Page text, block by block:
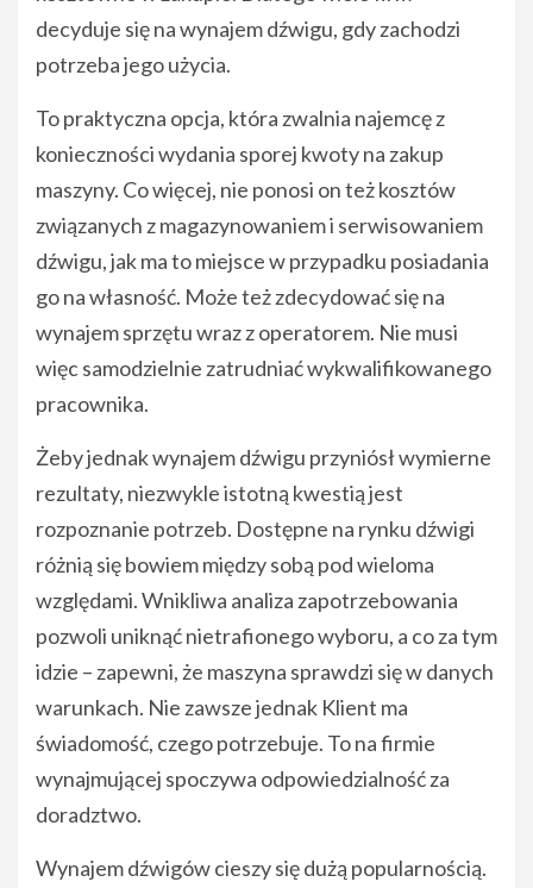
decyduje się na wynajem dźwigu, gdy zachodzi
potrzeba jego użycia.
To praktyczna opcja, która zwalnia najemcę z
konieczności wydania sporej kwoty na zakup
maszyny. Co więcej, nie ponosi on też kosztów
związanych z magazynowaniem i serwisowaniem
dźwigu, jak ma to miejsce w przypadku posiadania
go na własność. Może też zdecydować się na
wynajem sprzętu wraz z operatorem. Nie musi
więc samodzielnie zatrudniać wykwalifikowanego
pracownika.
Żeby jednak wynajem dźwigu przyniósł wymierne
rezultaty, niezwykle istotną kwestią jest
rozpoznanie potrzeb. Dostępne na rynku dźwigi
różnią się bowiem między sobą pod wieloma
względami. Wnikliwa analiza zapotrzebowania
pozwoli uniknąć nietrafionego wyboru, a co za tym
idzie – zapewni, że maszyna sprawdzi się w danych
warunkach. Nie zawsze jednak Klient ma
świadomość, czego potrzebuje. To na firmie
wynajmującej spoczywa odpowiedzialność za
doradztwo.
Wynajem dźwigów cieszy się dużą popularnością.